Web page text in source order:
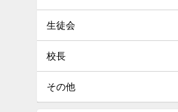
生徒会
校長
その他